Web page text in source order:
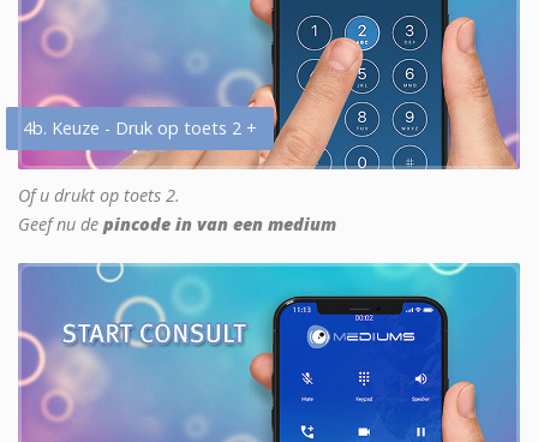
4b. Keuze - Druk op toets 2 +
Of u drukt op toets 2.
Geef nu de pincode in van een medium